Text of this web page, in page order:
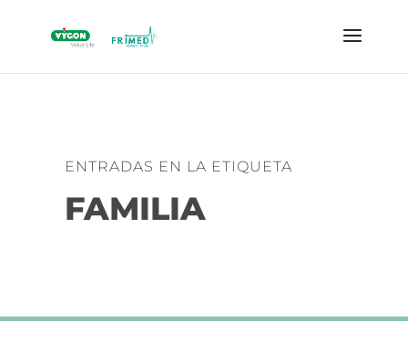
ENTRADAS EN LA ETIQUETA
FAMILIA